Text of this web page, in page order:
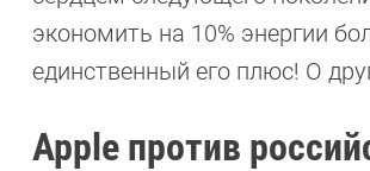
экономить на 10% энергии
единственный его плюс! О
Apple против